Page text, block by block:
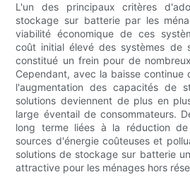
L'un des principaux critères
stockage sur batterie par les
viabilité économique de ces
coût initial élevé des systèmes de
constitué un frein pour de
Cependant, avec la baisse
l'augmentation des capacités de
solutions deviennent de plus en
large éventail de consommateurs.
long terme liées à la réduction
sources d'énergie coûteuses et
solutions de stockage sur batterie
attractive pour les ménages hors